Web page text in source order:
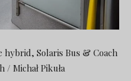
hybrid, Solaris Bus & Coach
/ Michał Pikuła